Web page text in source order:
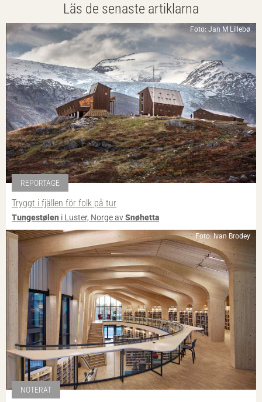
Läs de senaste artiklarna
Foto: Jan M Lillebø
REPORTAGE
Tryggt i fjällen för folk på tur
Tungestølen i Luster, Norge avSnøhetta
Foto: Ivan Brodey
NOTERAT